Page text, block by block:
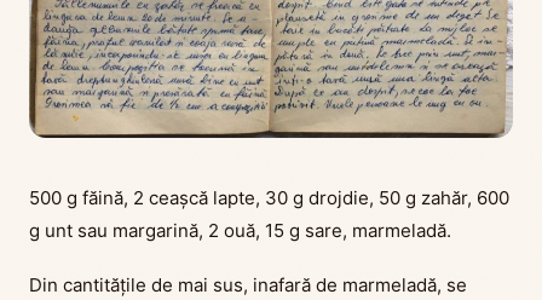
500 g făină, 2 ceașcă lapte, 30 g drojdie, 50 g zahăr, 600
g unt sau margarină, 2 ouă, 15 g sare, marmeladă.
Din cantitățile de mai sus, inafară de marmeladă, se